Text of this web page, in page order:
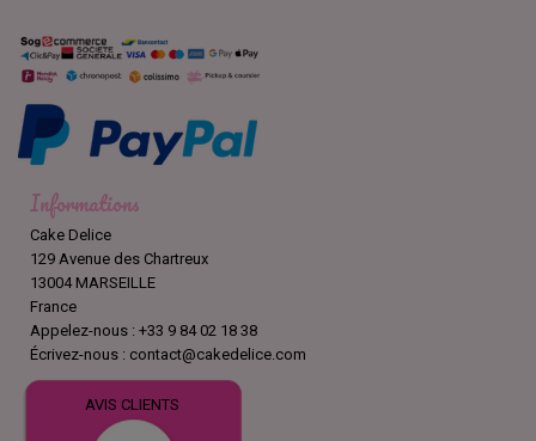
Informations
Cake Delice
129 Avenue des Chartreux
13004 MARSEILLE
France
Appelez-nous : +33 9 84 02 18 38
Écrivez-nous : contact@cakedelice.com
AVIS CLIENTS